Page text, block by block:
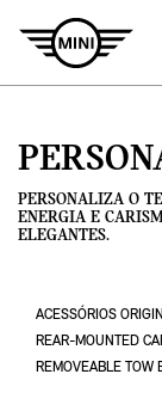
PERSONALIZA O
ENERGIA E
ELEGANTES.
ACESSÓRIOS
REAR-MOUNTED
REMOVEABLE TOW